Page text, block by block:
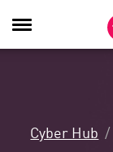
Alternar
navegação
Cyber Hub